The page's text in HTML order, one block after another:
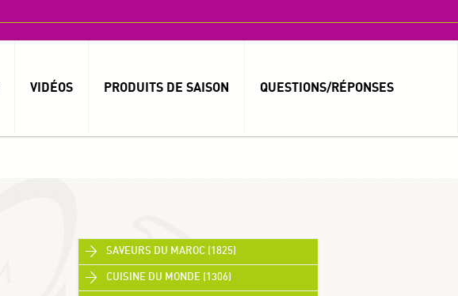
MOT DE PASSE OUBLIÉ ?
VIDÉOS PRODUITS DE SAISON QUESTIONS/RÉPONSES
SAVEURS DU MAROC (1825)
CUISINE DU MONDE (1306)